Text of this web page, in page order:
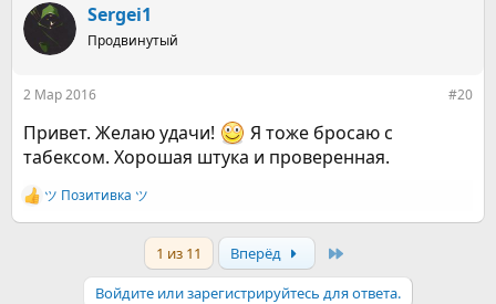
к
ц
и
Sergei1
Продвинутый
2 Мар 2016 #20
Привет. Желаю удачи!
Я тоже бросаю с
табексом. Хорошая штука и проверенная.
Р
е
ツ Позитивка ツ
1 из 11 Вперёд
Войдите или зарегистрируйтесь для ответа.